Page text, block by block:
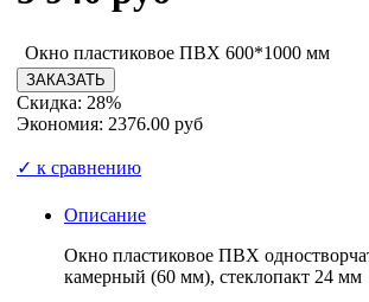
Окно пластиковое ПВХ 600*1000 мм
Скидка: 28%
Экономия: 2376.00 руб
✓ к сравнению
Описание
Окно пластиковое ПВХ
камерный (60 мм), стеклопакт 24 мм